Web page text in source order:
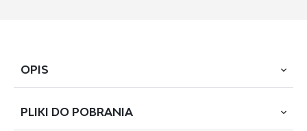
OPIS
wymiary: 53/50/88-109/64-85 cm, materiał: sklejka gięta /
PLIKI DO POBRANIA